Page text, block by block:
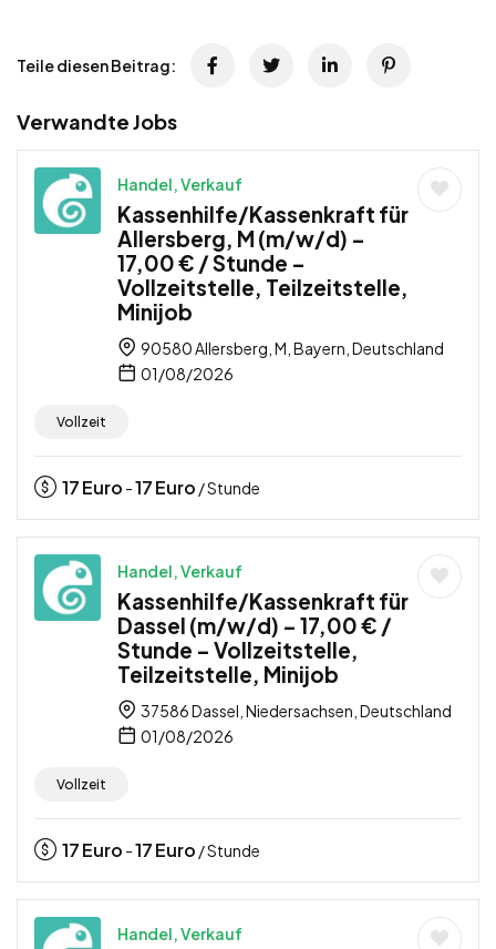
Teile diesen Beitrag:
Verwandte Jobs
Handel, Verkauf
Kassenhilfe/Kassenkraft für
Allersberg, M (m/w/d) –
17,00 € / Stunde –
Vollzeitstelle, Teilzeitstelle,
Minijob
90580 Allersberg, M, Bayern, Deutschland
01/08/2026
Vollzeit
17Euro -17Euro / Stunde
Handel, Verkauf
Kassenhilfe/Kassenkraft für
Dassel (m/w/d) – 17,00 € /
Stunde – Vollzeitstelle,
Teilzeitstelle, Minijob
37586 Dassel, Niedersachsen, Deutschland
01/08/2026
Vollzeit
17Euro -17Euro / Stunde
Handel, Verkauf